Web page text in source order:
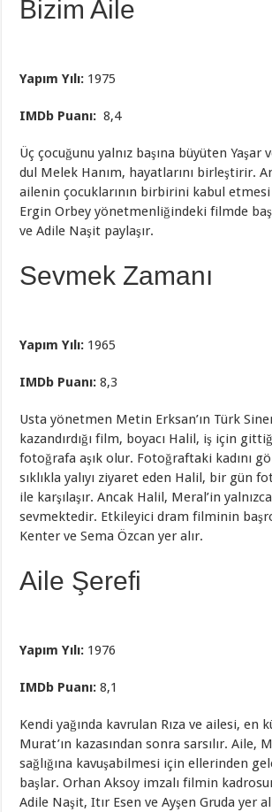
Bizim Aile
Yapım Yılı: 1975
IMDb Puanı: 8,4
Üç çocuğunu yalnız başına büyüten Yaşar
dul Melek Hanım, hayatlarını birleştirir.
ailenin çocuklarının birbirini kabul etmesi
Ergin Orbey yönetmenliğindeki filmde
ve Adile Naşit paylaşır.
Sevmek Zamanı
Yapım Yılı: 1965
IMDb Puanı: 8,3
Usta yönetmen Metin Erksan’ın Türk
kazandırdığı film, boyacı Halil, iş için
fotoğrafa aşık olur. Fotoğraftaki kadını
sıklıkla yalıyı ziyaret eden Halil, bir gün
ile karşılaşır. Ancak Halil, Meral’in
sevmektedir. Etkileyici dram filminin
Kenter ve Sema Özcan yer alır.
Aile Şerefi
Yapım Yılı: 1976
IMDb Puanı: 8,1
Kendi yağında kavrulan Rıza ve ailesi, en
Murat’ın kazasından sonra sarsılır. Aile,
sağlığına kavuşabilmesi için ellerinden
başlar. Orhan Aksoy imzalı filmin
Adile Naşit, Itır Esen ve Ayşen Gruda yer